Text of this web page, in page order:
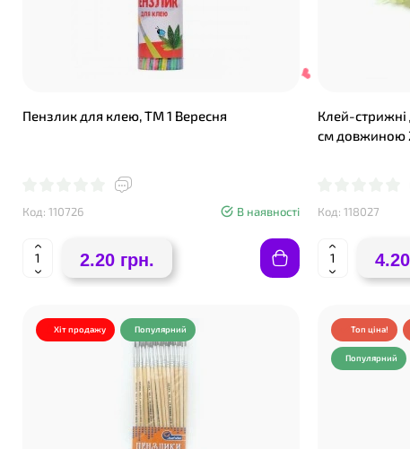
Пензлик для клею, ТМ 1 Вересня
Код: 110726 В наявності
2.20 грн.
Клей-стрижні
см довжиною
Код: 118027
Хіт продажу Популярний Топ ціна!
Популярний
❤